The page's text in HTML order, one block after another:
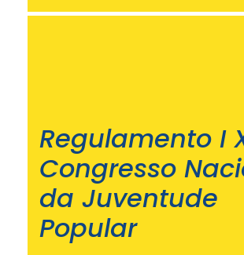
Regulamento I
Congresso
da Juventude
Popular